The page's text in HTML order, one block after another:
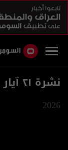
نشرة ٢١ آيار ٢٠٢٦
2026